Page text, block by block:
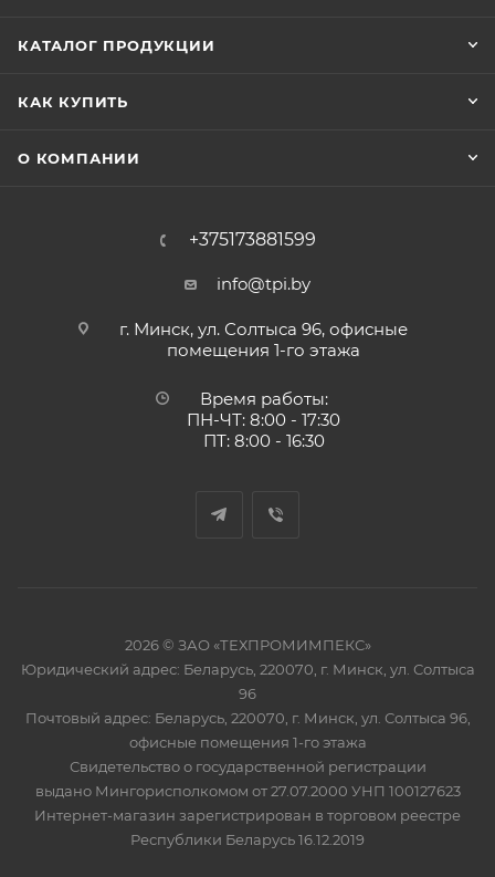
КАТАЛОГ ПРОДУКЦИИ
КАК КУПИТЬ
О КОМПАНИИ
+375173881599
info@tpi.by
г. Минск, ул. Солтыса 96, офисные
помещения 1-го этажа
Время работы:
ПН-ЧТ: 8:00 - 17:30
ПТ: 8:00 - 16:30
2026 © ЗАО «ТЕХПРОМИМПЕКС»
Юридический адрес: Беларусь, 220070, г. Минск, ул. Солтыса
96
Почтовый адрес: Беларусь, 220070, г. Минск, ул. Солтыса 96,
офисные помещения 1-го этажа
Свидетельство о государственной регистрации
выдано Мингорисполкомом от 27.07.2000 УНП 100127623
Интернет-магазин зарегистрирован в торговом реестре
Республики Беларусь 16.12.2019